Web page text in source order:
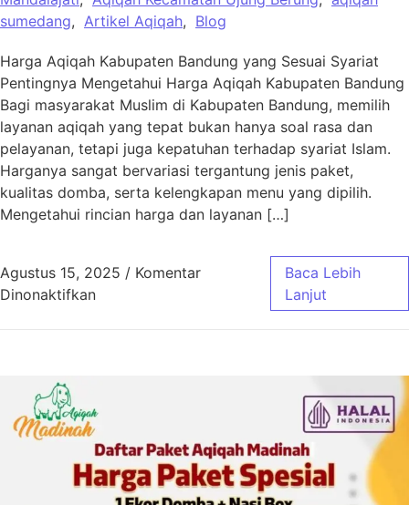
sumedang, Artikel Aqiqah, Blog
Harga Aqiqah Kabupaten Bandung yang Sesuai Syariat
Pentingnya Mengetahui Harga Aqiqah Kabupaten Bandung
Bagi masyarakat Muslim di Kabupaten Bandung, memilih
layanan aqiqah yang tepat bukan hanya soal rasa dan
pelayanan, tetapi juga kepatuhan terhadap syariat Islam.
Harganya sangat bervariasi tergantung jenis paket,
kualitas domba, serta kelengkapan menu yang dipilih.
Mengetahui rincian harga dan layanan […]
Agustus 15, 2025 / Komentar
Dinonaktifkanpada Harga Aqiqah Kabupaten Bandung
Baca Lebih
Lanjut